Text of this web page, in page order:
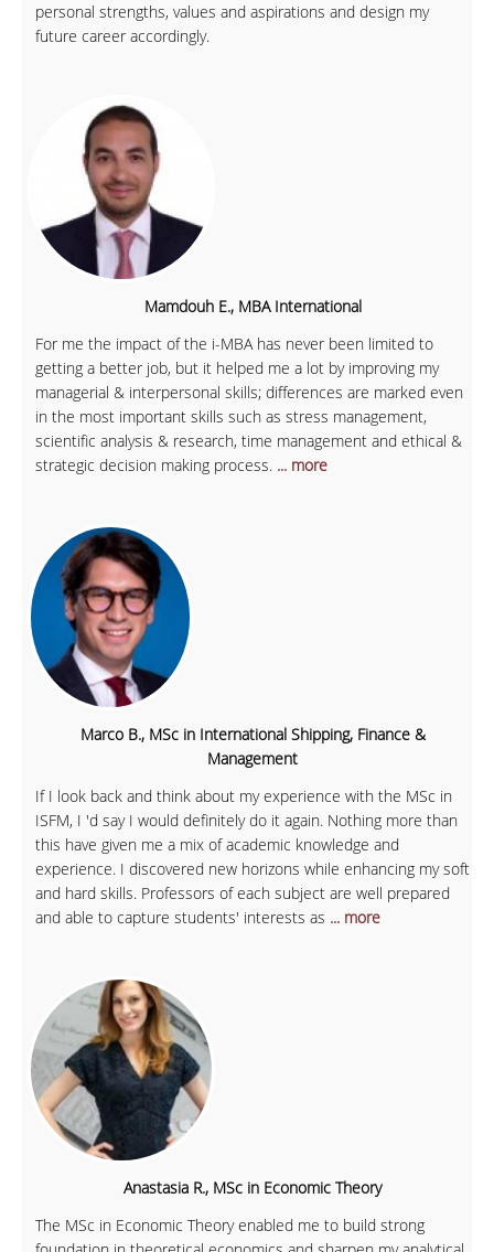
personal strengths, values and aspirations and design my
future career accordingly.
Mamdouh E., MBA International
For me the impact of the i-MBA has never been limited to
getting a better job, but it helped me a lot by improving my
managerial & interpersonal skills; differences are marked even
in the most important skills such as stress management,
scientific analysis & research, time management and ethical &
strategic decision making process. ... more
Marco B., MSc in International Shipping, Finance &
Management
If I look back and think about my experience with the MSc in
ISFM, I 'd say I would definitely do it again. Nothing more than
this have given me a mix of academic knowledge and
experience. I discovered new horizons while enhancing my soft
and hard skills. Professors of each subject are well prepared
and able to capture students' interests as ... more
Anastasia R., MSc in Economic Theory
The MSc in Economic Theory enabled me to build strong